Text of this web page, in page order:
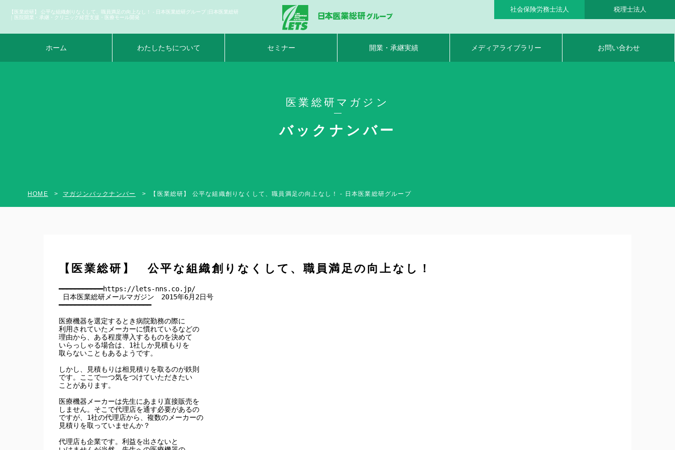
【医業総研】 公平な組織創りなくして、職員満足の向上なし！ - 日本医業総研グループ |日本医業総研
｜医院開業・承継・クリニック経営支援・医療モール開発
社会保険労務士法人 税理士法人
ホーム わたしたちについて セミナー 開業・承継実績 メディアライブラリー お問い合わせ
医業総研マガジン
バックナンバー
HOME マガジンバックナンバー 【医業総研】 公平な組織創りなくして、職員満足の向上なし！ - 日本医業総研グループ
【医業総研】 公平な組織創りなくして、職員満足の向上なし！
━━━━━━━━━━━https://lets-nns.co.jp/
日本医業総研メールマガジン　2015年6月2日号
━━━━━━━━━━━━━━━━━━━━━━━
医療機器を選定するとき病院勤務の際に
利用されていたメーカーに慣れているなどの
理由から、ある程度導入するものを決めて
いらっしゃる場合は、1社しか見積もりを
取らないこともあるようです。
しかし、見積もりは相見積りを取るのが鉄則
です。ここで一つ気をつけていただきたい
ことがあります。
医療機器メーカーは先生にあまり直接販売を
しません。そこで代理店を通す必要があるの
ですが、1社の代理店から、複数のメーカーの
見積りを取っていませんか？
代理店も企業です。利益を出さないと